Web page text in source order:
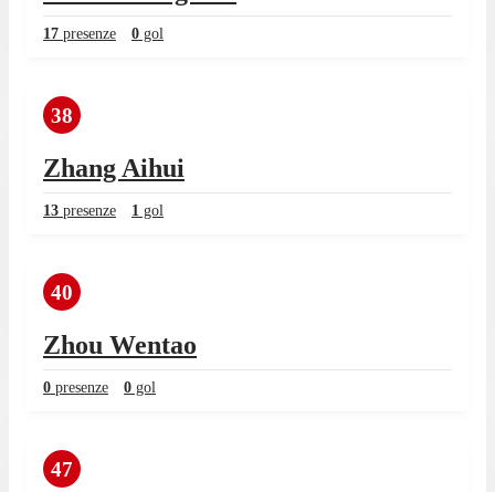
17 presenze 0 gol
38
Zhang Aihui
13 presenze 1 gol
40
Zhou Wentao
0 presenze 0 gol
47